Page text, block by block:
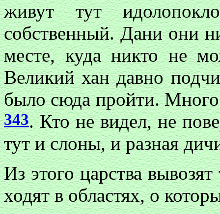
живут тут
собственный. Дани они
месте, куда никто не
Великий хан давно
было сюда пройти. Много
343. Кто не видел, не
тут и слоны, и разная
Из этого царства
ходят в областях, о